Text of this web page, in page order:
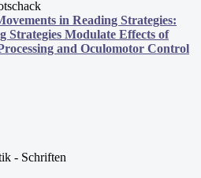
in Reading Strategies:
Strategies Modulate Effects of
and Oculomotor Control
- Schriften